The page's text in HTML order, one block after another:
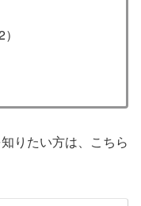
りたい方は、こちら